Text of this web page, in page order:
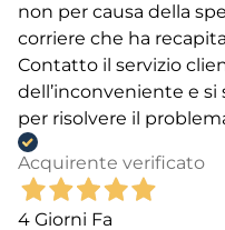
non per causa della
corriere che ha
Contatto il servizio
dell’inconveniente e si
per risolvere il
Acquirente verificato
4 Giorni Fa